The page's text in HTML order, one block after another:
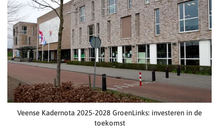
Veense Kadernota 2025-2028 GroenLinks: investeren in de
toekomst